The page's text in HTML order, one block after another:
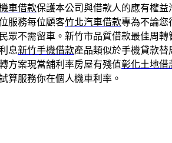
車借款保護本公司與借款人的應有權
服務每位顧客竹北汽車借款專為不論您
眾不需留車。新竹市品質借款最佳周轉
息新竹手機借款產品類似於手機貸款
方案現當舖利率房屋有殘值彰化土地借
算服務你在個人機車利率。